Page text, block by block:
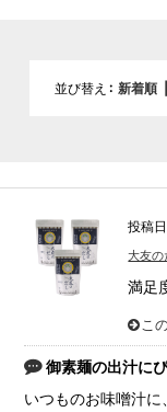
並び替え 新着順
投稿
大友
満足
こ
御素麺の出汁に
いつものお味噌汁に